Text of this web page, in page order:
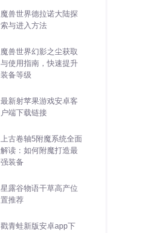
魔兽世界德拉诺大陆探
索与进入方法
魔兽世界幻影之尘获取
与使用指南，快速提升
装备等级
最新射苹果游戏安卓客
户端下载链接
上古卷轴5附魔系统全面
解读：如何附魔打造最
强装备
星露谷物语干草高产位
置推荐
戳青蛙新版安卓app下